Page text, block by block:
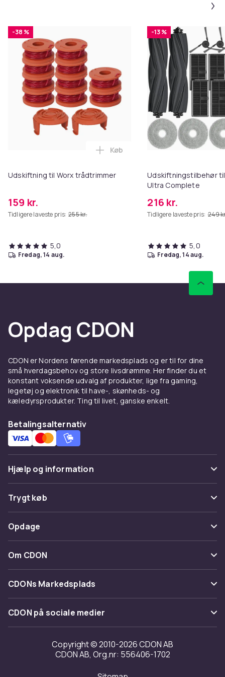
-38 %
Udskiftning til Worx trådtrimmer
159 kr.
Tidligere laveste pris: 255 kr.
Læg Udskiftning til Worx
Køb
5,0
fredag, 14 aug.
-13 %
Udskiftningstilbehør
Ultra Complete
216 kr.
Tidligere laveste pris: 249
5,0
fredag, 14 aug.
Opdag CDON
CDON er Nordens førende markedsplads og er til for dine
små hverdagsbehov og store livsdrømme. Her finder du et
konstant voksende udvalg af produkter, lige fra gaming,
legetøj og elektronik til have-, skønheds- og
kæledyrsprodukter. Ting til livet, ganske enkelt.
Betalingsalternativ
Hjælp og information
Ofte stillede spørgsmål
Spor pakke
Fortryd & returner her
Kontakt os
Trygt køb
Betaling
Levering
Tilbagekaldelser
Opdage
Kategorier
Maerke
Om CDON
Om os
Kundeanmeldelser
Arbejd på CDON
Investor relations
Tilgængelighed
CDONs Markedsplads
Merchant Help Center
CDON på sociale medier
Copyright © 2010-2026 CDON AB
CDON AB, Org.nr: 556406-1702